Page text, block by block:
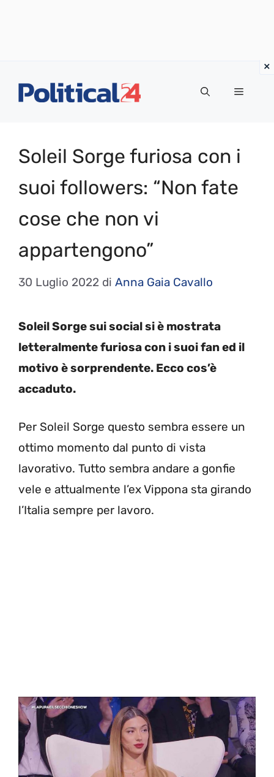
Menu
Soleil Sorge furiosa con i
suoi followers: “Non fate
cose che non vi
appartengono”
30 Luglio 2022 di Anna Gaia Cavallo
Soleil Sorge sui social si è mostrata
letteralmente furiosa con i suoi fan ed il
motivo è sorprendente. Ecco cos’è
accaduto.
Per Soleil Sorge questo sembra essere un
ottimo momento dal punto di vista
lavorativo. Tutto sembra andare a gonfie
vele e attualmente l’ex Vippona sta girando
l’Italia sempre per lavoro.